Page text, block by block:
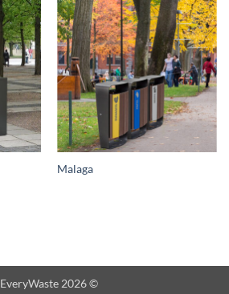
Malaga
EveryWaste 2026 ©